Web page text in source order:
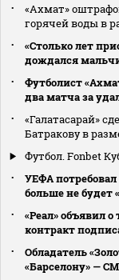
«Ахмат»
горячей воды в
«Столько лет
дождался
Футболист
два матча за
«Галатасарай»
Батракову в
Футбол. Fonbet
УЕФА
больше не будет
«Реал» объявил
контракт
Обладатель
«Барселону» —